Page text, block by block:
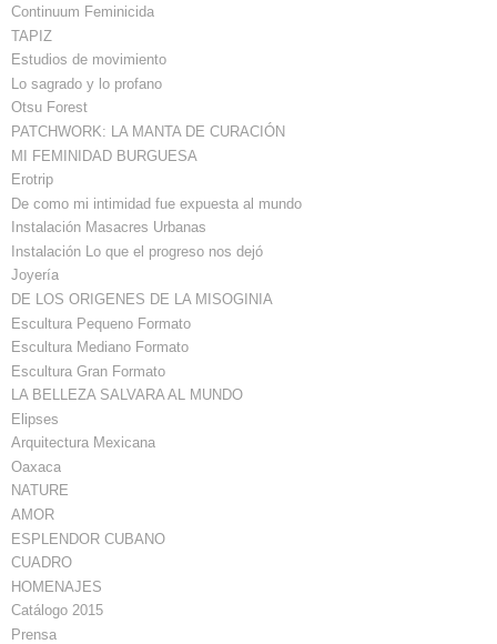
Continuum Feminicida
TAPIZ
Estudios de movimiento
Lo sagrado y lo profano
Otsu Forest
PATCHWORK: LA MANTA DE CURACIÓN
MI FEMINIDAD BURGUESA
Erotrip
De como mi intimidad fue expuesta al mundo
Instalación Masacres Urbanas
Instalación Lo que el progreso nos dejó
Joyería
DE LOS ORIGENES DE LA MISOGINIA
Escultura Pequeno Formato
Escultura Mediano Formato
Escultura Gran Formato
LA BELLEZA SALVARA AL MUNDO
Elipses
Arquitectura Mexicana
Oaxaca
NATURE
AMOR
ESPLENDOR CUBANO
CUADRO
HOMENAJES
Catálogo 2015
Prensa